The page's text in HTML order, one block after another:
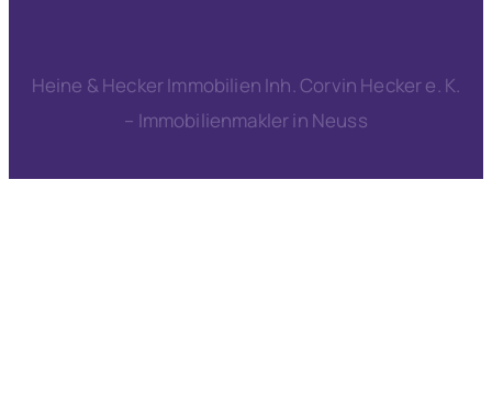
Heine & Hecker Immobilien Inh. Corvin Hecker e. K.
– Immobilienmakler in Neuss